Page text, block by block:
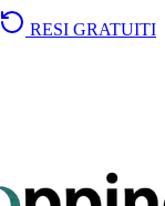
RESI GRATUITI